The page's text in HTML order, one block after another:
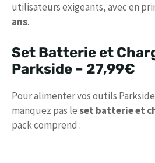
utilisateurs exigeants, avec en
ans.
Set Batterie et
Parkside – 27,99€
Pour alimenter vos outils Parkside
manquez pas leset batterie et
pack comprend :